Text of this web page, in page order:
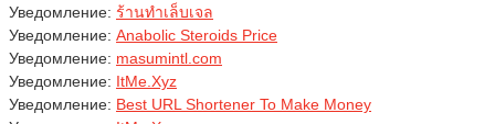
Уведомление: ร้านทำเล็บเจล
Уведомление: Anabolic Steroids Price
Уведомление: masumintl.com
Уведомление: ItMe.Xyz
Уведомление: Best URL Shortener To Make Money